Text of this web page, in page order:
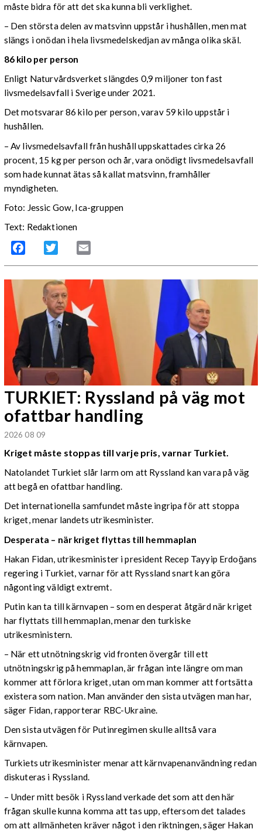
måste bidra för att det ska kunna bli verklighet.
– Den största delen av matsvinn uppstår i hushållen, men mat
slängs i onödan i hela livsmedelskedjan av många olika skäl.
86 kilo per person
Enligt Naturvårdsverket slängdes 0,9 miljoner ton fast
livsmedelsavfall i Sverige under 2021.
Det motsvarar 86 kilo per person, varav 59 kilo uppstår i
hushållen.
– Av livsmedelsavfall från hushåll uppskattades cirka 26
procent, 15 kg per person och år, vara onödigt livsmedelsavfall
som hade kunnat ätas så kallat matsvinn, framhåller
myndigheten.
Foto: Jessic Gow, Ica-gruppen
Text: Redaktionen
Facebook Twitter
TURKIET: Ryssland på väg mot
ofattbar handling
2026 08 09
Kriget måste stoppas till varje pris, varnar Turkiet.
Natolandet Turkiet slår larm om att Ryssland kan vara på väg
att begå en ofattbar handling.
Det internationella samfundet måste ingripa för att stoppa
kriget, menar landets utrikesminister.
Desperata – när kriget flyttas till hemmaplan
Hakan Fidan, utrikesminister i president Recep Tayyip Erdoğans
regering i Turkiet, varnar för att Ryssland snart kan göra
någonting väldigt extremt.
Putin kan ta till kärnvapen – som en desperat åtgärd när kriget
har flyttats till hemmaplan, menar den turkiske
utrikesministern.
– När ett utnötningskrig vid fronten övergår till ett
utnötningskrig på hemmaplan, är frågan inte längre om man
kommer att förlora kriget, utan om man kommer att fortsätta
existera som nation. Man använder den sista utvägen man har,
säger Fidan, rapporterar RBC-Ukraine.
Den sista utvägen för Putinregimen skulle alltså vara
kärnvapen.
Turkiets utrikesminister menar att kärnvapenanvändning redan
diskuteras i Ryssland.
– Under mitt besök i Ryssland verkade det som att den här
frågan skulle kunna komma att tas upp, eftersom det talades
om att allmänheten kräver något i den riktningen, säger Hakan